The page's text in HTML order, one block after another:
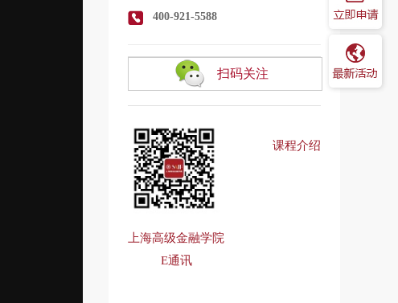
400-921-5588
扫码关注
上海高级金融学院
E通讯
课程介绍